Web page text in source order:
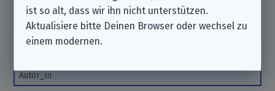
an das Unternehmen. Wir können Dir hierbei
nicht helfen. Danke für Dein Verständnis.
Autor_in
ist so alt, dass wir ihn nicht unterstützen.
Aktualisiere bitte Deinen Browser oder wechsel zu
einem modernen.